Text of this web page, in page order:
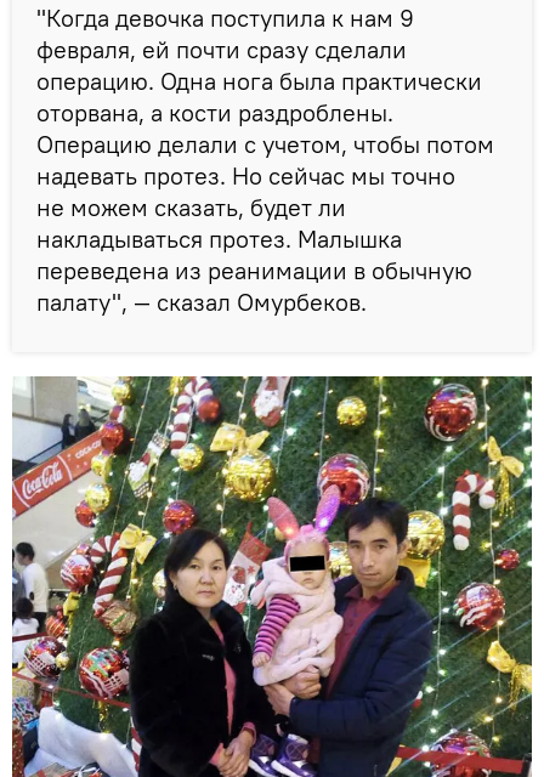
"Когда девочка поступила к нам 9
февраля, ей почти сразу сделали
операцию. Одна нога была практически
оторвана, а кости раздроблены.
Операцию делали с учетом, чтобы потом
надевать протез. Но сейчас мы точно
не можем сказать, будет ли
накладываться протез. Малышка
переведена из реанимации в обычную
палату", — сказал Омурбеков.